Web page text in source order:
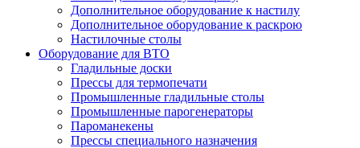
Дополнительное оборудование к настилу
Дополнительное оборудование к раскрою
Настилочные столы
Оборудование для ВТО
Гладильные доски
Прессы для термопечати
Промышленные гладильные столы
Промышленные парогенераторы
Пароманекены
Прессы специального назначения